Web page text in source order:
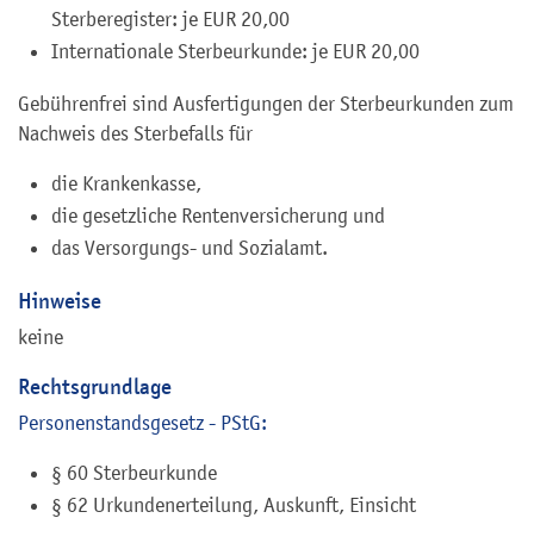
Sterberegister: je EUR 20,00
Internationale Sterbeurkunde: je EUR 20,00
Gebührenfrei sind Ausfertigungen der Sterbeurkunden zum
Nachweis des Sterbefalls für
die Krankenkasse,
die gesetzliche Rentenversicherung und
das Versorgungs- und Sozialamt.
Hinweise
keine
Rechtsgrundlage
Personenstandsgesetz - PStG:
§ 60 Sterbeurkunde
§ 62 Urkundenerteilung, Auskunft, Einsicht